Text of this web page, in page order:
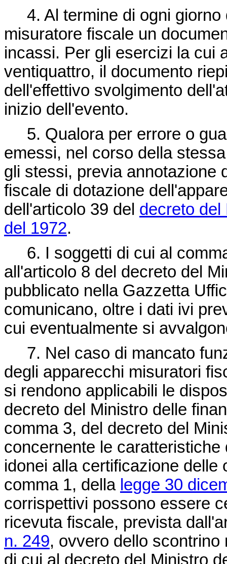
4. Al termine di ogni giorno
misuratore fiscale un
incassi. Per gli esercizi la cui
ventiquattro, il documento
dell'effettivo svolgimento
inizio dell'evento.
5. Qualora per errore o
emessi, nel corso della
gli stessi, previa annotazione
fiscale di dotazione
dell'articolo 39 del decreto del
del 1972.
6. I soggetti di cui al
all'articolo 8 del decreto del
pubblicato nella Gazzetta
comunicano, oltre i dati ivi
cui eventualmente si
7. Nel caso di mancato
degli apparecchi misuratori
si rendono applicabili le
decreto del Ministro delle
comma 3, del decreto del
concernente le
idonei alla certificazione delle
comma 1, della legge 30
corrispettivi possono essere
ricevuta fiscale, prevista
n. 249, ovvero dello
di cui al decreto del Ministro